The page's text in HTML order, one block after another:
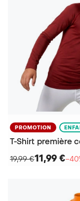
PROMOTION
T-Shirt première
19,99 €11,99 €